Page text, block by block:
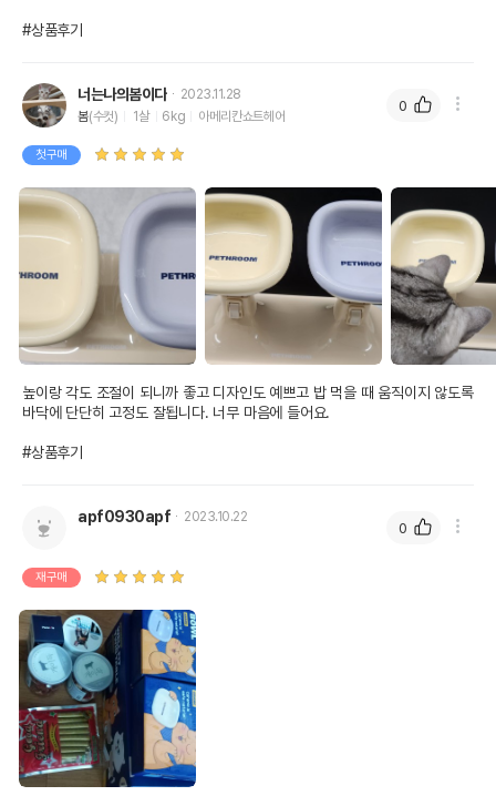
#상품후기
너는나의봄이다
2023.11.28
봄(수컷) 1살 6kg 아메리칸쇼트헤어
첫구매
높이랑 각도 조절이 되니까 좋고 디자인도 예쁘고 밥 먹을 때 움직이지 않도록
바닥에 단단히 고정도 잘됩니다. 너무 마음에 들어요.
#상품후기
0
apf0930apf 2023.10.22
재구매
0